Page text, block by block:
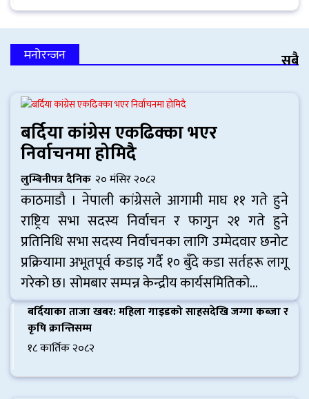
सबै
मनोरन्जन
बर्दिया कांग्रेस एकढिक्का भएर
निर्वाचनमा होमिदै
लुम्बिनीपत्र दैनिक २० मंसिर २०८२
काठमाडाै । नेपाली कांग्रेसले आगामी माघ ११ गते हुने
राष्ट्रिय सभा सदस्य निर्वाचन र फागुन २१ गते हुने
प्रतिनिधि सभा सदस्य निर्वाचनका लागि उम्मेदवार छनोट
प्रक्रियामा अभूतपूर्व कडाइ गर्दै १० बुँदे कडा सर्तहरू लागू
गरेको छ। सोमबार सम्पन्न केन्द्रीय कार्यसमितिको...
बर्दियाका ताजा खबर: महिला गाइडको साहसदेखि जग्गा कब्जा र
कृषि क्रान्तिसम्म
१८ कार्तिक २०८२